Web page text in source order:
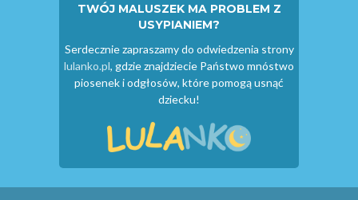
TWÓJ MALUSZEK MA PROBLEM Z
USYPIANIEM?
Serdecznie zapraszamy do odwiedzenia strony
lulanko.pl, gdzie znajdziecie Państwo mnóstwo
piosenek i odgłosów, które pomogą usnąć
dziecku!